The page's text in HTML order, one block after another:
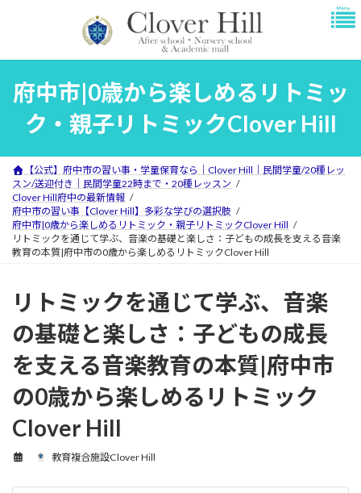
府中市|0歳から楽しめるリトミッ
ク・親子リトミックClover Hill
【公式】府中市の習い事・学童保育なら｜Clover Hill｜民間学童/20種レッ
スン/送迎付き｜民間学童22時まで・20種レッスン
Clover Hill府中の最新情報
府中市の習い事【Clover Hill】多彩な学びの選択肢
府中市|0歳から楽しめるリトミック・親子リトミックClover Hill
リトミックを通じて学ぶ、音楽の基礎と楽しさ：子どもの成長を支える音楽
教育の本質|府中市の0歳から楽しめるリトミックClover Hill
リトミックを通じて学ぶ、音楽
の基礎と楽しさ：子どもの成長
を支える音楽教育の本質|府中市
の0歳から楽しめるリトミック
Clover Hill
教育複合施設Clover Hill